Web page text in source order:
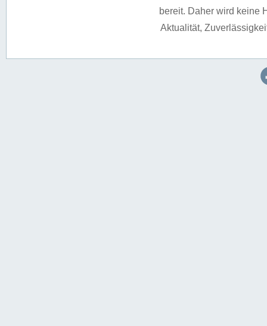
bereit. Daher wird keine
Aktualität,